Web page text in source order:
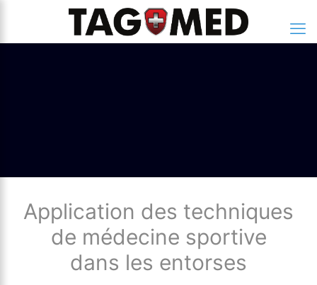
Application des techniques
de médecine sportive
dans les entorses